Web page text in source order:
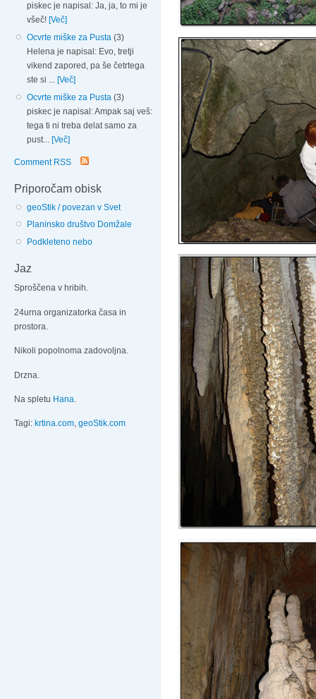
piskec je napisal: Ja, ja, to mi je
všeč! [Več]
Ocvrte miške za Pusta (3)
Helena je napisal: Evo, tretji
vikend zapored, pa še četrtega
ste si ... [Več]
Ocvrte miške za Pusta (3)
piskec je napisal: Ampak saj veš:
tega ti ni treba delat samo za
pust... [Več]
Comment RSS
Priporočam obisk
geoStik / povezan v Svet
Planinsko društvo Domžale
Podkleteno nebo
Jaz
Sproščena v hribih.
24urna organizatorka časa in
prostora.
Nikoli popolnoma zadovoljna.
Drzna.
Na spletu Hana.
Tagi: krtina.com, geoStik.com